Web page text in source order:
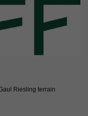
Riesling terrain